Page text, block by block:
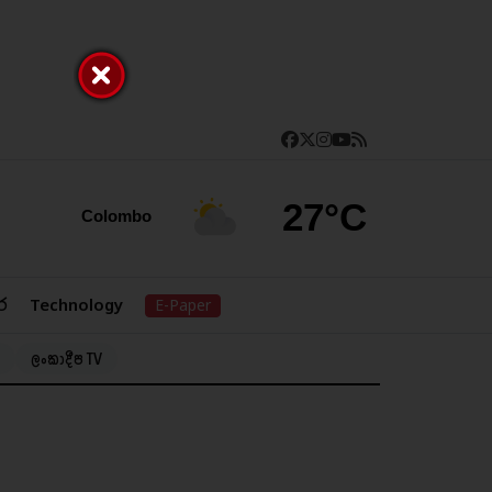
Colombo 27°C
Technology E-Paper
ලංකාදීප TV